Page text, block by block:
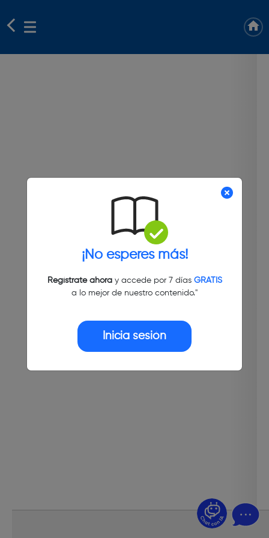
¡No esperes más!
Regístrate ahoray accede por 7 días GRATIS
a lo mejor de nuestro contenido."
Inicia sesión